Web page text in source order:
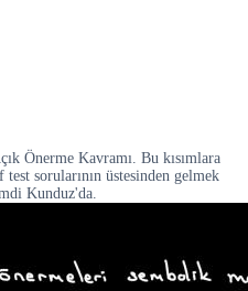
Önerme Kavramı. Bu kısımlara
sorularının üstesinden gelmek
Kunduz'da.